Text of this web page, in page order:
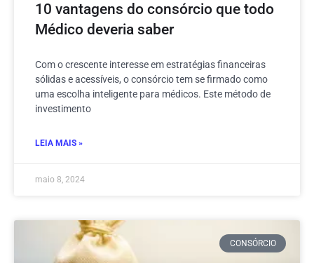
10 vantagens do consórcio que todo
Médico deveria saber
Com o crescente interesse em estratégias financeiras
sólidas e acessíveis, o consórcio tem se firmado como
uma escolha inteligente para médicos. Este método de
investimento
LEIA MAIS »
maio 8, 2024
CONSÓRCIO